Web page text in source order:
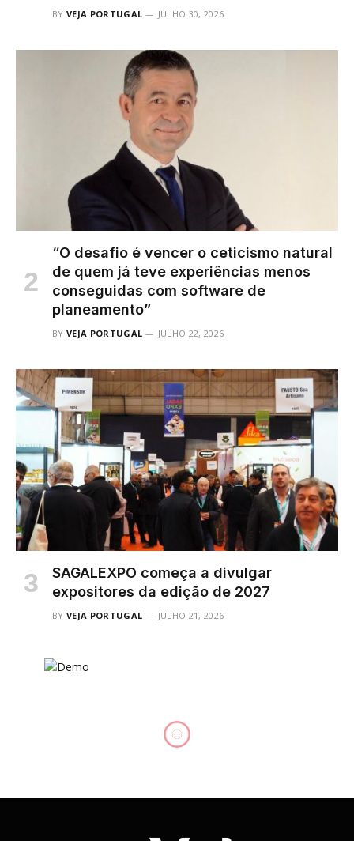
BY VEJA PORTUGAL JULHO 30, 2026
“O desafio é vencer o ceticismo natural
de quem já teve experiências menos
conseguidas com software de
planeamento”
BY VEJA PORTUGAL JULHO 22, 2026
SAGALEXPO começa a divulgar
expositores da edição de 2027
BY VEJA PORTUGAL JULHO 21, 2026
Ericeira distinguida entre as
“10 vilas mais bonitas da